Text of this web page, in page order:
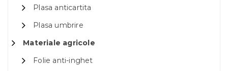
Plasa anticartita
Plasa umbrire
Materiale agricole
Folie anti-inghet